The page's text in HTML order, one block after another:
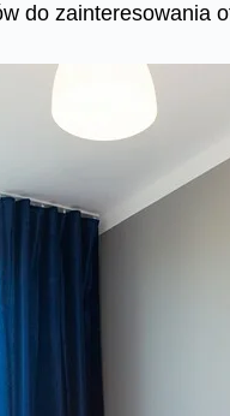
do zainteresowania